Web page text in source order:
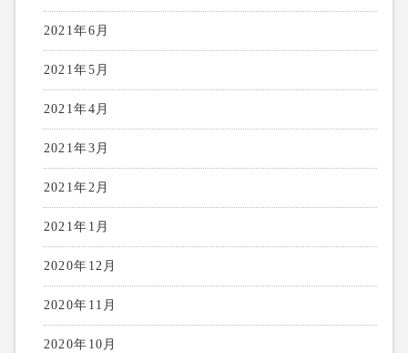
2021年6月
2021年5月
2021年4月
2021年3月
2021年2月
2021年1月
2020年12月
2020年11月
2020年10月